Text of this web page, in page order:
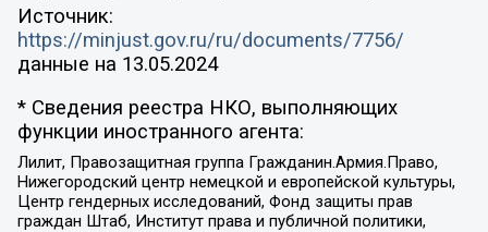
Источник:
https://minjust.gov.ru/ru/documents/7756/
данные на 13.05.2024
* Сведения реестра НКО, выполняющих
функции иностранного агента:
Лилит, Правозащитная группа Гражданин.Армия.Право,
Нижегородский центр немецкой и европейской культуры,
Центр гендерных исследований, Фонд защиты прав
граждан Штаб, Институт права и публичной политики,